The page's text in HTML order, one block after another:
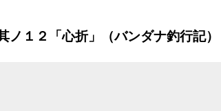
１２「心折」（バンダナ釣行記）